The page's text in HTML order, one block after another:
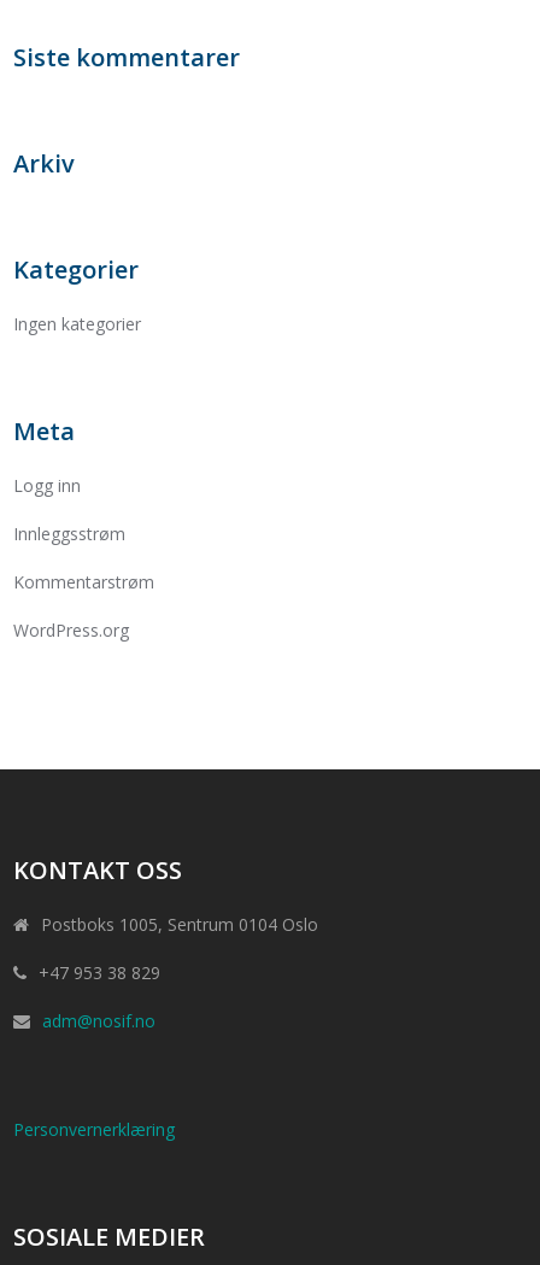
Siste kommentarer
Arkiv
Kategorier
Ingen kategorier
Meta
Logg inn
Innleggsstrøm
Kommentarstrøm
WordPress.org
KONTAKT OSS
Postboks 1005, Sentrum 0104 Oslo
+47 953 38 829
adm@nosif.no
Personvernerklæring
SOSIALE MEDIER